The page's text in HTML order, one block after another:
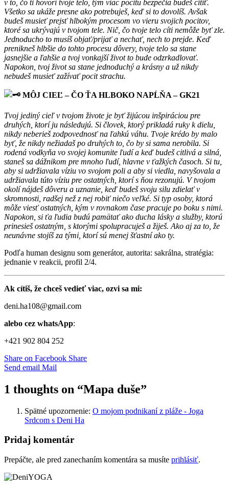
v to, čo ti hovorí tvoje telo, tým viac pocitu bezpečia budeš cítiť.
Všetko sa ukáže presne ako potrebuješ, keď si to dovolíš. Avšak
budeš musieť prejsť hlbokým procesom vo vieru svojich pocitov,
ktoré sa ukrývajú v tvojom tele. Nič, čo tvoje telo cíti nemôže byť zle.
Jednoducho to musíš objať/prijať a nechať, nech to prejde. Keď
prenikneš hlbšie do tohto procesu dôvery, tvoje telo sa stane
jasnejšie a ľahšie a tvoj vonkajší život to bude odzrkadlovať.
Napokon, tvoj život sa stane jednoduchý a krásny a už nikdy
nebudeš musieť zažívať pocit strachu.
MÔJ CIEĽ – ČO ŤA HLBOKO NAPĹŇA – GK21
Tvoj jediný cieľ v tvojom živote je byť žijúcou inšpiráciou pre
druhých, ktorí ju následujú. Si človek, ktorý prikladá ruky k dielu,
nikdy neberieš zodpovednosť na ľahkú váhu. Tvoje krédo by malo
byť, že nikdy nežiadaš po druhých to, čo by si sama nerobila. Si
rodená vodkyňa vo svojej komunite ľudí a keď budeš citlivá a silná,
staneš sa dážnikom pre mnoho ľudí, hlavne v ťažkých časoch. Si tu,
aby si udržiavala víziu vo svojom poli a aby si viedla, navyšovala a
udržiavala túto víziu pre ostatných, ktorí s ňou rezonujú. V tvojom
okolí nájdeš dôveru a uznanie, keď budeš svoju silu zdielať v
skromnosti, radšej než z nej robiť niečo veľké. Si typ osoby, ktorá
môže viesť ostatných, kým v rovnakom čase pracuje po boku s nimi.
Napokon, si ťa ľudia budú pamätať ako ducha lásky a služby, ktorú
prinesieš ostatným, s ktorými spolupracuješ a žiješ. Ako aj za to, že
neunávne stojíš za tými, ktorí sú menej šťastní ako ty.
Podľa human designu som generátor, autorita: sakrálna, stratégia:
jednanie v reakcii, profil 2/4.
Ak cítiš, že chceš vedieť viac, ozvi sa mi:
deni.ha108@gmail.com
alebo cez whatsApp:
+421 902 804 252
Share on Facebook Share
Send email Mail
1 thoughts on “Mapa duše”
Spätné upozornenie: O mojom podnikaní z pláže - Joga
Srdcom s Deni Ha
Pridaj komentár
Prepáčte, ale pred zanechaním komentára sa musíte prihlásiť.